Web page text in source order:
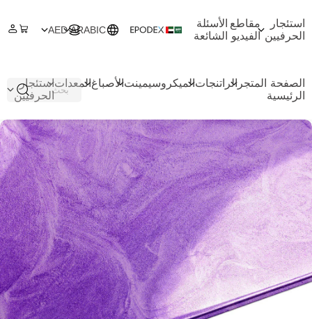
استئجار
الحرفيين
مقاطع
الفيديو
الأسئلة
الشائعة
ARABIC
AED
الصفحة
الرئيسية
المتجر الراتنجاتالميكروسيمينتالأصباغالمعداتاستئجار
الحرفيين